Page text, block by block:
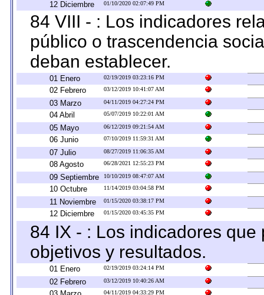
12 Diciembre 01/10/2020 02:07:49 PM
84 VIII - : Los indicadores
público o trascendencia
deban establecer.
01 Enero 02/19/2019 03:23:16 PM
02 Febrero 03/12/2019 10:41:07 AM
03 Marzo 04/11/2019 04:27:24 PM
04 Abril 05/07/2019 10:22:01 AM
05 Mayo 06/12/2019 09:21:54 AM
06 Junio 07/10/2019 11:59:31 AM
07 Julio 08/27/2019 11:06:35 AM
08 Agosto 06/28/2021 12:55:23 PM
09 Septiembre 10/10/2019 08:47:07 AM
10 Octubre 11/14/2019 03:04:58 PM
11 Noviembre 01/15/2020 03:38:17 PM
12 Diciembre 01/15/2020 03:45:35 PM
84 IX - : Los indicadores
objetivos y resultados.
01 Enero 02/19/2019 03:24:14 PM
02 Febrero 03/12/2019 10:40:26 AM
04/11/2019 04:33:29 PM